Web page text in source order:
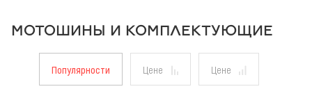
МОТОШИНЫ И КОМПЛЕКТУЮЩИЕ
Популярности Цене Цене